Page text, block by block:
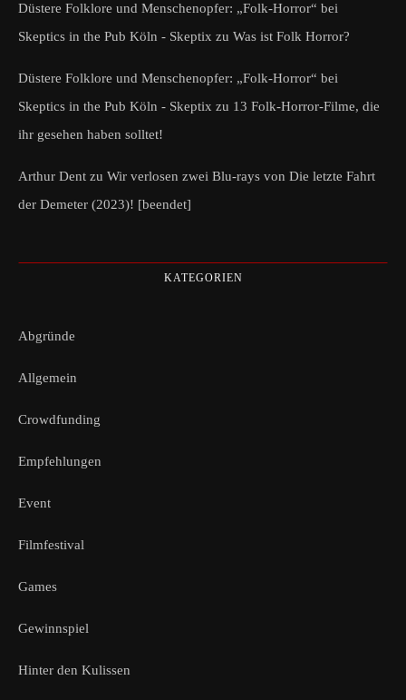
Düstere Folklore und Menschenopfer: „Folk-Horror“ bei
Skeptics in the Pub Köln - Skeptix zu Was ist Folk Horror?
Düstere Folklore und Menschenopfer: „Folk-Horror“ bei
Skeptics in the Pub Köln - Skeptix zu 13 Folk-Horror-Filme, die
ihr gesehen haben solltet!
Arthur Dent zu Wir verlosen zwei Blu-rays von Die letzte Fahrt
der Demeter (2023)! [beendet]
KATEGORIEN
Abgründe
Allgemein
Crowdfunding
Empfehlungen
Event
Filmfestival
Games
Gewinnspiel
Hinter den Kulissen